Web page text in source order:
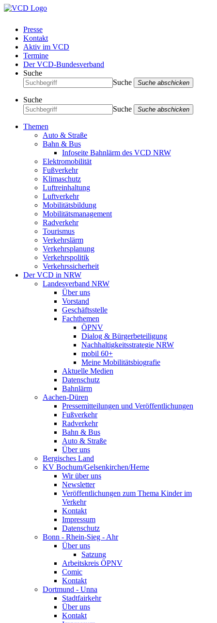
Presse
Kontakt
Aktiv im VCD
Termine
Der VCD-Bundesverband
Suche
Suche
Suche abschicken
Suche
Suche
Suche abschicken
Themen
Auto & Straße
Bahn & Bus
Infoseite Bahnlärm des VCD NRW
Elektromobilität
Fußverkehr
Klimaschutz
Luftreinhaltung
Luftverkehr
Mobilitätsbildung
Mobilitätsmanagement
Radverkehr
Tourismus
Verkehrslärm
Verkehrsplanung
Verkehrspolitik
Verkehrssicherheit
Der VCD in NRW
Landesverband NRW
Über uns
Vorstand
Geschäftsstelle
Fachthemen
ÖPNV
Dialog & Bürgerbeteiligung
Nachhaltigkeitsstrategie NRW
mobil 60+
Meine Mobilitätsbiografie
Aktuelle Medien
Datenschutz
Bahnlärm
Aachen-Düren
Pressemitteilungen und Veröffentlichungen
Fußverkehr
Radverkehr
Bahn & Bus
Auto & Straße
Über uns
Bergisches Land
KV Bochum/Gelsenkirchen/Herne
Wir über uns
Newsletter
Veröffentlichungen zum Thema Kinder im
Verkehr
Kontakt
Impressum
Datenschutz
Bonn - Rhein-Sieg - Ahr
Über uns
Satzung
Arbeitskreis ÖPNV
Comic
Kontakt
Dortmund - Unna
Stadtfairkehr
Über uns
Kontakt